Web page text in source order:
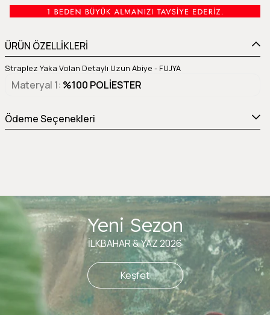
ÜRÜN ÖZELLİKLERİ
Straplez Yaka Volan Detaylı Uzun Abiye - FUJYA
Materyal 1 %100 POLİESTER
Ödeme Seçenekleri
Yeni Sezon
İLKBAHAR & YAZ 2026
Keşfet